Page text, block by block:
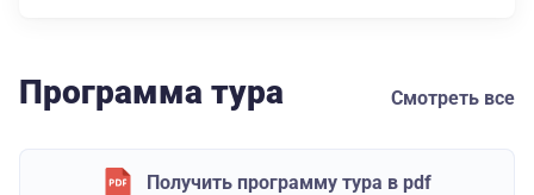
Программа тура Смотреть все
Получить программу тура в pdf